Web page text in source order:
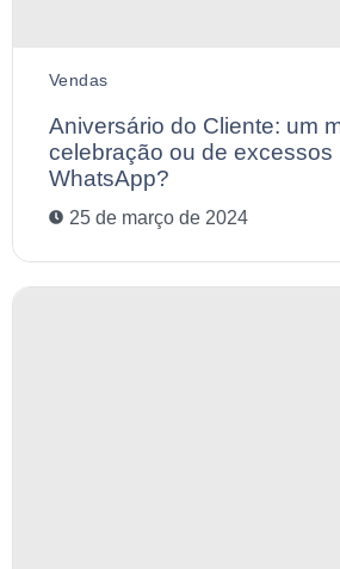
Vendas
Aniversário do Cliente: um
celebração ou de excessos
WhatsApp?
25 de março de 2024